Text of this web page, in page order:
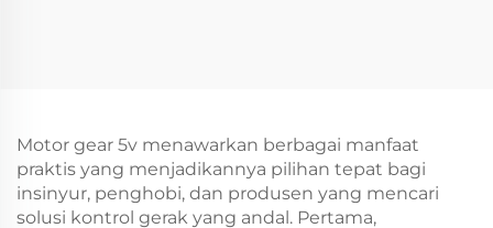
Motor gear 5v menawarkan berbagai manfaat
praktis yang menjadikannya pilihan tepat bagi
insinyur, penghobi, dan produsen yang mencari
solusi kontrol gerak yang andal. Pertama,